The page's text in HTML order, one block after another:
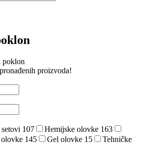
poklon
proizvoda!
107 Hemijske olovke 163
145 Gel olovke 15
Tehničke